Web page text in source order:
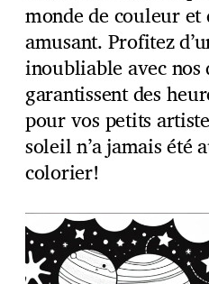
monde de couleur et
amusant. Profitez
inoubliable avec nos
garantissent des
pour vos petits
soleil n’a jamais été
colorier!